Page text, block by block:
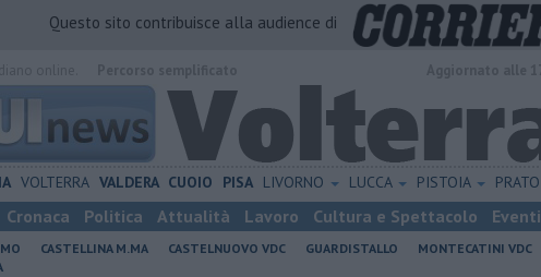
Questo sito contribuisce alla audience di
VOLTERRA VALDERA CUOIO PISA LIVORNO LUCCA PISTOIA PRATO
Cronaca Politica Attualità Lavoro Cultura e Spettacolo Eventi
CASTELLINA M.MA CASTELNUOVO VDC GUARDISTALLO MONTECATINI VDC